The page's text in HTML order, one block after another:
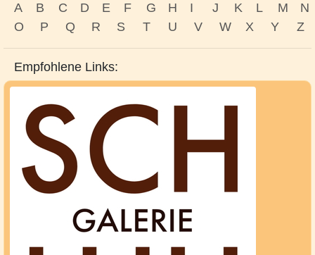
A B C D E F G H I J K L M
N
O
P Q R S T U V W X Y Z
Empfohlene Links: